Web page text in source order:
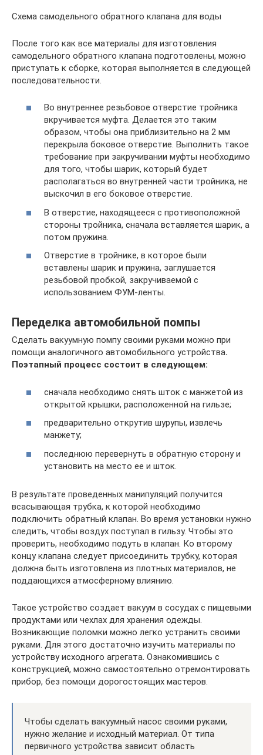
Схема самодельного обратного клапана для воды
После того как все материалы для изготовления
самодельного обратного клапана подготовлены, можно
приступать к сборке, которая выполняется в следующей
последовательности.
Во внутреннее резьбовое отверстие тройника
вкручивается муфта. Делается это таким
образом, чтобы она приблизительно на 2 мм
перекрыла боковое отверстие. Выполнить такое
требование при закручивании муфты необходимо
для того, чтобы шарик, который будет
располагаться во внутренней части тройника, не
выскочил в его боковое отверстие.
В отверстие, находящееся с противоположной
стороны тройника, сначала вставляется шарик, а
потом пружина.
Отверстие в тройнике, в которое были
вставлены шарик и пружина, заглушается
резьбовой пробкой, закручиваемой с
использованием ФУМ-ленты.
Переделка автомобильной помпы
Сделать вакуумную помпу своими руками можно при
помощи аналогичного автомобильного устройства.
Поэтапный процесс состоит в следующем:
сначала необходимо снять шток с манжетой из
открытой крышки, расположенной на гильзе;
предварительно открутив шурупы, извлечь
манжету;
последнюю перевернуть в обратную сторону и
установить на место ее и шток.
В результате проведенных манипуляций получится
всасывающая трубка, к которой необходимо
подключить обратный клапан. Во время установки нужно
следить, чтобы воздух поступал в гильзу. Чтобы это
проверить, необходимо подуть в клапан. Ко второму
концу клапана следует присоединить трубку, которая
должна быть изготовлена из плотных материалов, не
поддающихся атмосферному влиянию.
Такое устройство создает вакуум в сосудах с пищевыми
продуктами или чехлах для хранения одежды.
Возникающие поломки можно легко устранить своими
руками. Для этого достаточно изучить материалы по
устройству исходного агрегата. Ознакомившись с
конструкцией, можно самостоятельно отремонтировать
прибор, без помощи дорогостоящих мастеров.
Чтобы сделать вакуумный насос своими руками,
нужно желание и исходный материал. От типа
первичного устройства зависит область